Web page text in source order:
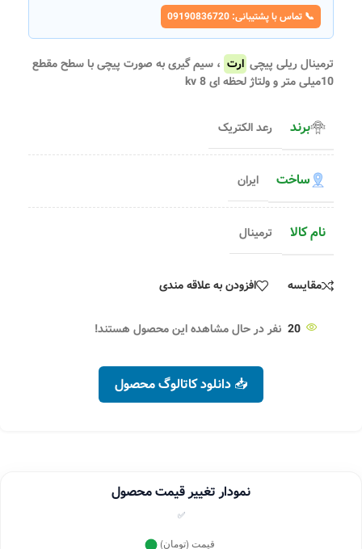
📞 تماس با پشتیبانی: 09190836720
ترمینال ریلی پیچی ارت ، سیم گیری به صورت پیچی با سطح مقطع
10میلی متر و ولتاژ لحظه ای 8 kv
برند رعد الکتریک
ساخت ایران
نام کالا ترمینال
مقایسه افزودن به علاقه مندی
20 نفر در حال مشاهده این محصول هستند!
📥 دانلود کاتالوگ محصول
نمودار تغییر قیمت محصول
✅